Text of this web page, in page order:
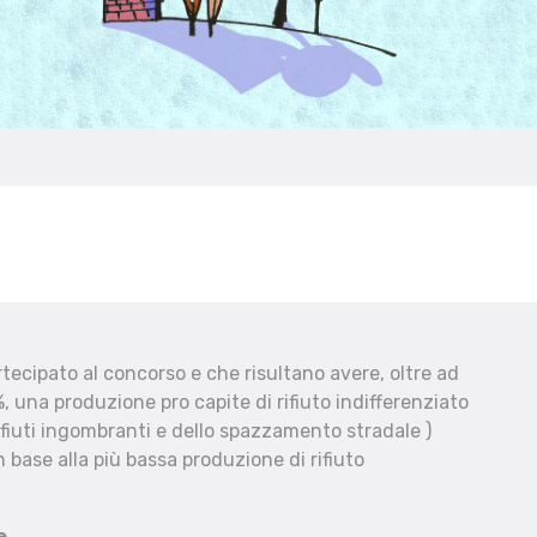
al concorso e che risultano avere, oltre ad
una produzione pro capite di rifiuto indifferenziato
ingombranti e dello spazzamento stradale )
alla più bassa produzione di rifiuto